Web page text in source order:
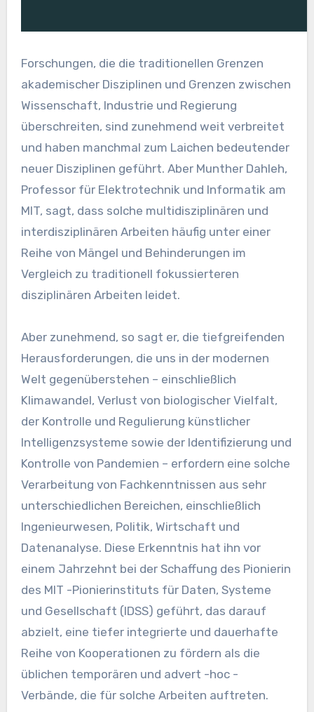
Forschungen, die die traditionellen Grenzen
akademischer Disziplinen und Grenzen zwischen
Wissenschaft, Industrie und Regierung
überschreiten, sind zunehmend weit verbreitet
und haben manchmal zum Laichen bedeutender
neuer Disziplinen geführt. Aber Munther Dahleh,
Professor für Elektrotechnik und Informatik am
MIT, sagt, dass solche multidisziplinären und
interdisziplinären Arbeiten häufig unter einer
Reihe von Mängel und Behinderungen im
Vergleich zu traditionell fokussierteren
disziplinären Arbeiten leidet.
Aber zunehmend, so sagt er, die tiefgreifenden
Herausforderungen, die uns in der modernen
Welt gegenüberstehen – einschließlich
Klimawandel, Verlust von biologischer Vielfalt,
der Kontrolle und Regulierung künstlicher
Intelligenzsysteme sowie der Identifizierung und
Kontrolle von Pandemien – erfordern eine solche
Verarbeitung von Fachkenntnissen aus sehr
unterschiedlichen Bereichen, einschließlich
Ingenieurwesen, Politik, Wirtschaft und
Datenanalyse. Diese Erkenntnis hat ihn vor
einem Jahrzehnt bei der Schaffung des Pionierin
des MIT -Pionierinstituts für Daten, Systeme
und Gesellschaft (IDSS) geführt, das darauf
abzielt, eine tiefer integrierte und dauerhafte
Reihe von Kooperationen zu fördern als die
üblichen temporären und advert -hoc -
Verbände, die für solche Arbeiten auftreten.